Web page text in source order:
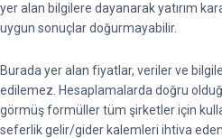
yer alan bilgilere dayanarak yatırım
uygun sonuçlar doğurmayabilir.
Burada yer alan fiyatlar, veriler ve
edilemez. Hesaplamalarda doğru
görmüş formüller tüm şirketler için
seferlik gelir/gider kalemleri ihtiva